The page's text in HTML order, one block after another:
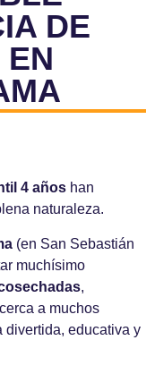
DE
EN
4 años han
naturaleza.
(en San Sebastián
muchísimo
,
a muchos
divertida, educativa y